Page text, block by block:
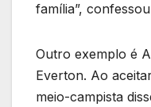
família”,
Outro exemplo é
Everton. Ao
meio-campista